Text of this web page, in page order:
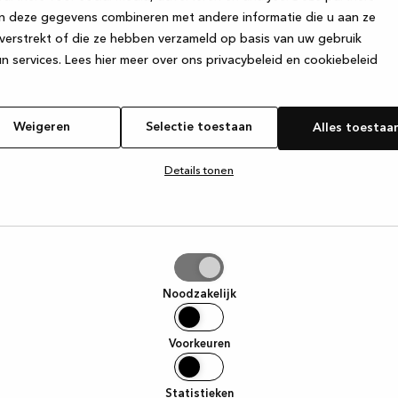
deze gegevens combineren met andere informatie die u aan ze
of die ze hebben verzameld op basis van uw gebruik
services. Lees hier meer over ons privacybeleid en cookiebeleid
Weigeren Selectie toestaan Alles
Details tonen
Noodzakelijk
Voorkeuren
Statistieken
has occurred while loadingwww.kvik.be (see the